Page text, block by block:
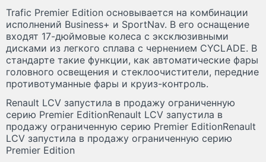
Trafic Premier Edition основывается на комбинации
исполнений Business+ и SportNav. В его оснащение
входят 17-дюймовые колеса с эксклюзивными
дисками из легкого сплава с чернением CYCLADE. В
стандарте такие функции, как автоматические фары
головного освещения и стеклоочистители, передние
противотуманные фары и круиз-контроль.
Renault LCV запустила в продажу ограниченную
серию Premier EditionRenault LCV запустила в
продажу ограниченную серию Premier EditionRenault
LCV запустила в продажу ограниченную серию
Premier Edition